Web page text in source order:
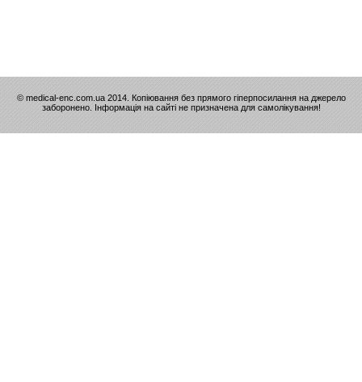
© medical-enc.com.ua 2014. Копіювання без прямого гіперпосилання на джерело
заборонено. Інформація на сайті не призначена для самолікування!